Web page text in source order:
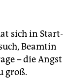
sich in Start-
Beamtin
– die Angst
groß.